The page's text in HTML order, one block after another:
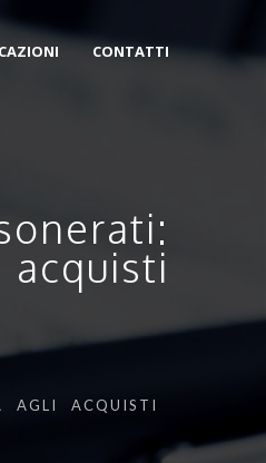
CONTATTI
AGLI ACQUISTI